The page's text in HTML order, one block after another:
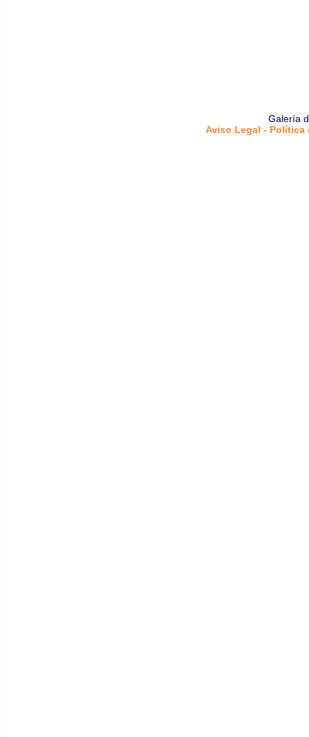
Galería
Aviso Legal -